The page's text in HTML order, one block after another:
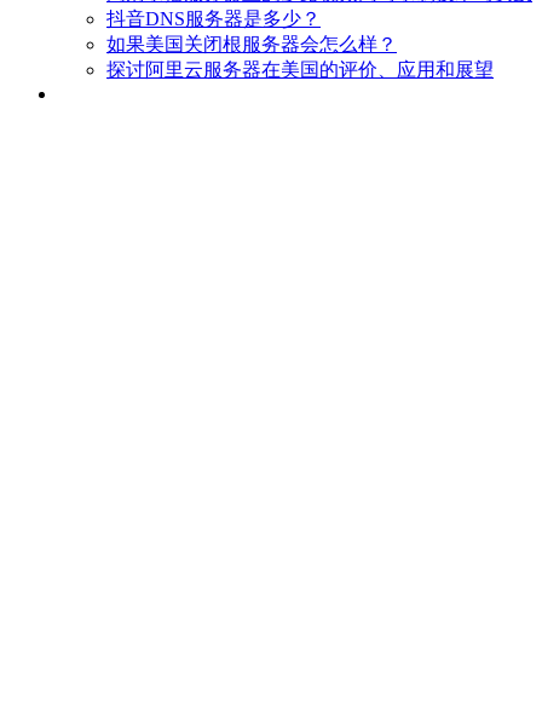
抖音DNS服务器是多少？
如果美国关闭根服务器会怎么样？
探讨阿里云服务器在美国的评价、应用和展望